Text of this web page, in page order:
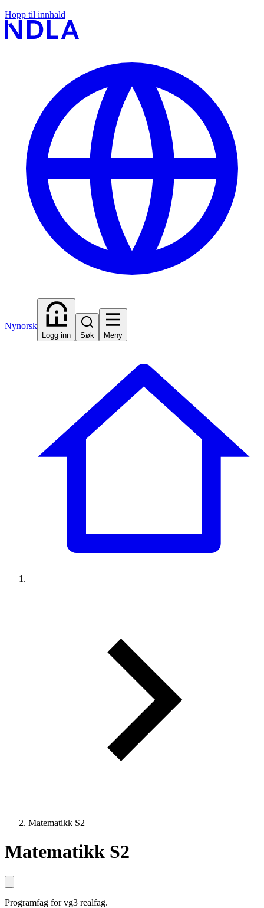
Hopp til innhald
Nynorsk
Logg inn Søk Meny
Matematikk S2
Matematikk S2
Programfag for vg3 realfag.